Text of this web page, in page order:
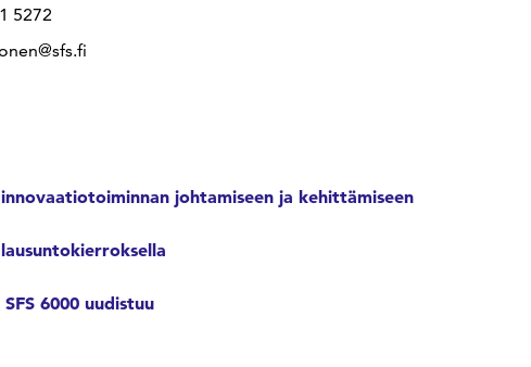
5272
johtamiseen ja kehittämiseen
6000 uudistuu